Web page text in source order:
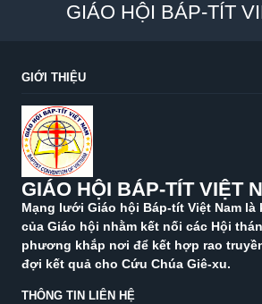
GIÁO HỘI BÁP-TÍT
GIỚI THIỆU
GIÁO HỘI BÁP-TÍT VIỆT
Mạng lưới Giáo hội Báp-tít Việt Nam
của Giáo hội nhằm kết nối các Hội
phương khắp nơi để kết hợp rao
đợi kết quả cho Cứu Chúa Giê-xu.
THÔNG TIN LIÊN HỆ